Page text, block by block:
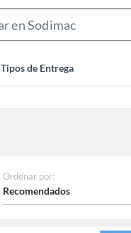
Tipos de Entrega
Ordenar por:
Recomendados